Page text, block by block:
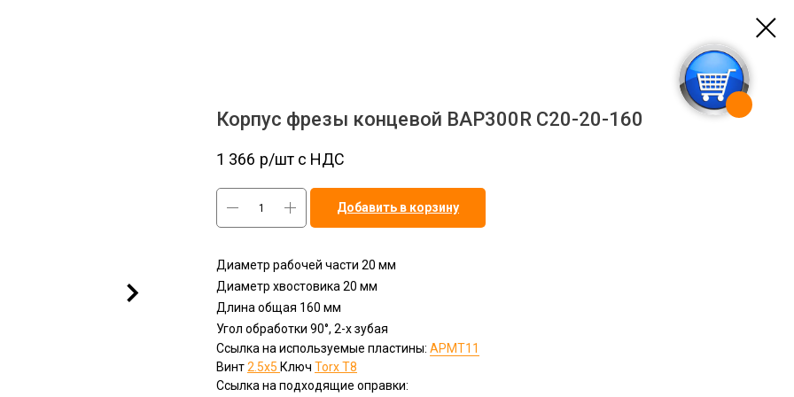
Корпус фрезы концевой BAP300R C20-20-160
1 366 р/шт c НДС
Добавить в корзину
Диаметр рабочей части 20 мм
Диаметр хвостовика 20 мм
Длина общая 160 мм
Угол обработки 90°, 2-х зубая
Ссылка на используемые пластины: APMT11
Винт2.5x5 Ключ Torx T8
Ссылка на подходящие оправки: